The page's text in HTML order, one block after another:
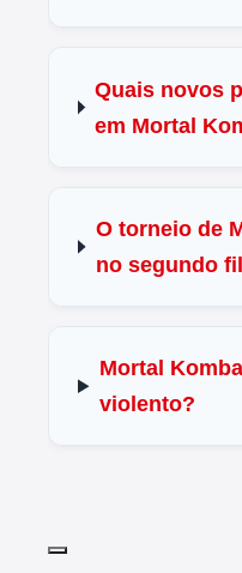
Quais novos
em Mortal
O torneio de
no segundo
Mortal
violento?